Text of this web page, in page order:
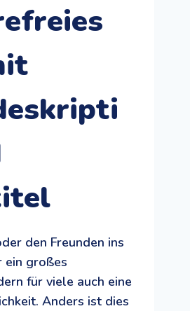
den Freunden ins
ein großes
für viele auch eine
Anders ist dies